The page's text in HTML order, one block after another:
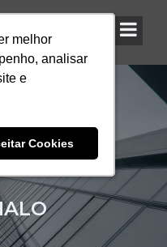
melhor
analisar
e
Cookies
melhor
analisar
e
Cookies
melhor
analisar
e
Cookies